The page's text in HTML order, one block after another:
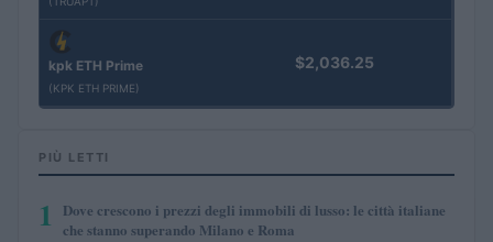
kpk ETH Prime
(KPK ETH PRIME)
$2,036.25
PIÙ LETTI
1
Dove crescono i prezzi degli immobili di lusso: le città italiane
che stanno superando Milano e Roma